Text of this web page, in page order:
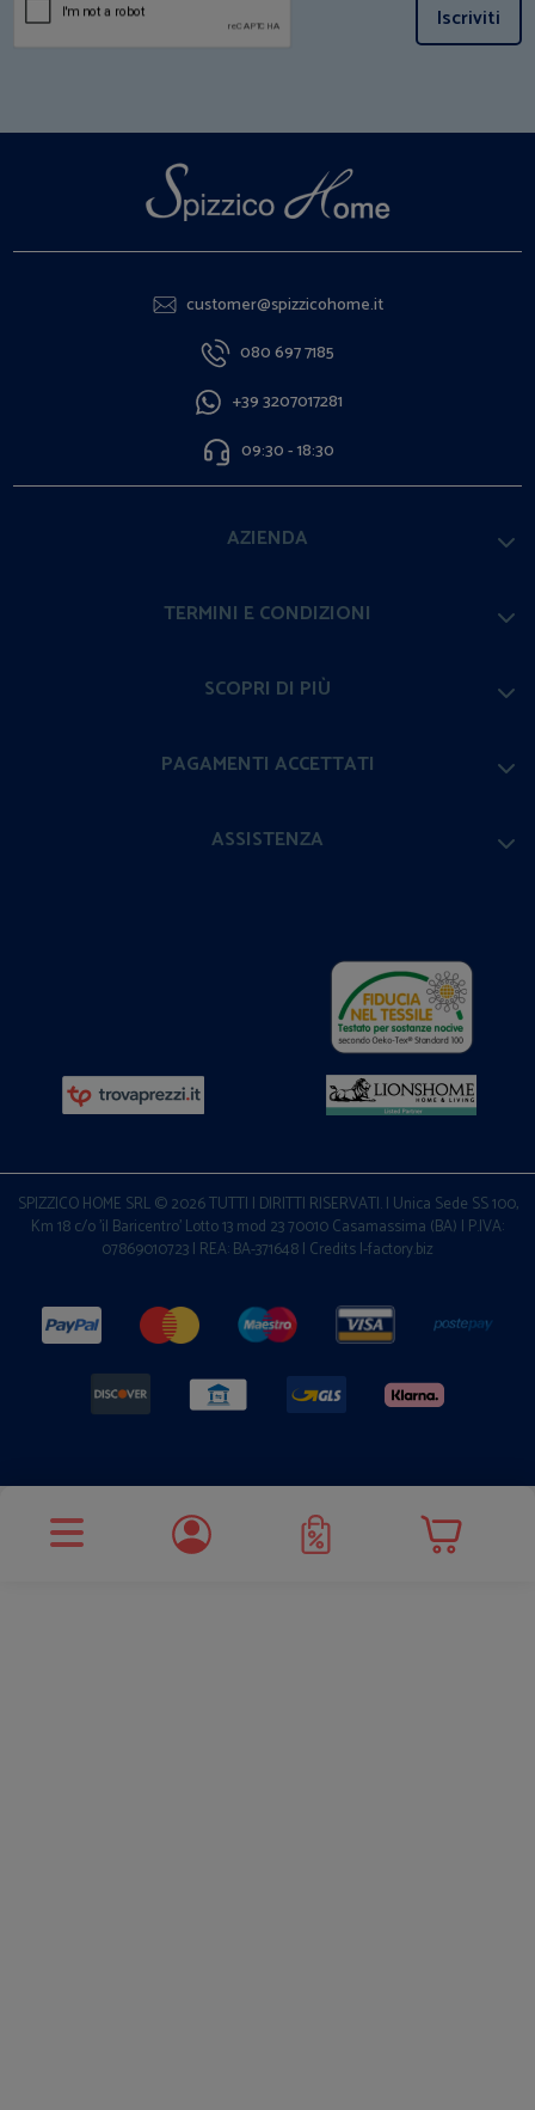
Iscriviti
customer@spizzicohome.it
080 697 7185
+39 3207017281
09:30 - 18:30
AZIENDA
TERMINI E CONDIZIONI
SCOPRI DI PIÙ
PAGAMENTI ACCETTATI
ASSISTENZA
SPIZZICO HOME SRL © 2026 TUTTI I DIRITTI RISERVATI. | Unica Sede SS 100,
Km 18 c/o 'il Baricentro' Lotto 13 mod 23 70010 Casamassima (BA) | P.IVA:
07869010723 | REA: BA-371648 | Credits I-factory.biz